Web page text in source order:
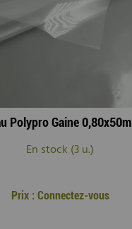
En stock (3 u.)
Prix : Connectez-vous